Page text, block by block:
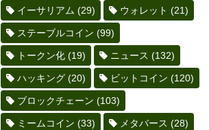
イーサリアム (29) ウォレット (21)
ステーブルコイン (99)
トークン化 (19) ニュース (132)
ハッキング (20) ビットコイン (120)
ブロックチェーン (103)
ミームコイン (33) メタバース (28)